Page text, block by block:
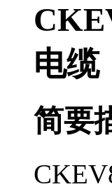
电缆
简要描